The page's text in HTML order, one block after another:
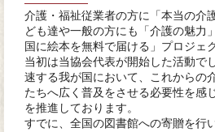
介護・福祉従業者の方に「本当の介
ども達や一般の方にも「介護の魅力
国に絵本を無料で届ける」プロジェ
当初は当協会代表が開始した活動で
速する我が国において、これからの
たちへ広く普及をさせる必要性を感
を推進しております。
すでに、全国の図書館への寄贈を行